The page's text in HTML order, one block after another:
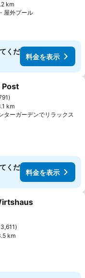
km
屋外プール
くだ
料金を表示
に追加
km
ターガーデンでリラックス
くだ
料金を表示
に追加
3,611
km